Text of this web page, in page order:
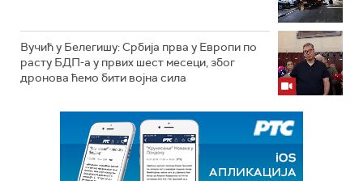
Вучић у Белегишу: Србија прва у Европи по
расту БДП-а у првих шест месеци, због
дронова ћемо бити војна сила